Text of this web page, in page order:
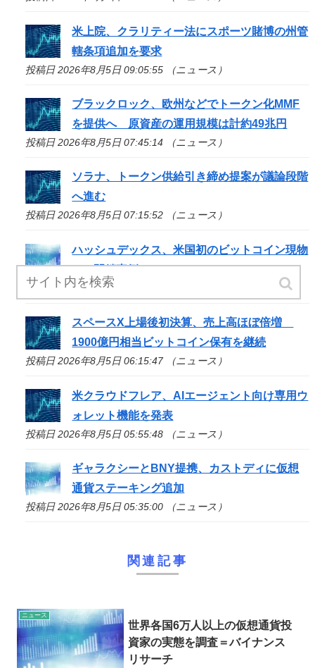
米上院、クラリティー法にスポーツ賭博の州管
轄条項追加を要求
投稿日 2026年8月5日 09:05:55 （ニュース）
ブラックロック、欧州などでトークン化MMF
を提供へ 原資産の運用規模は計約49兆円
投稿日 2026年8月5日 07:45:14 （ニュース）
ソラナ、トークン供給引き締め提案が議論段階
へ進む
投稿日 2026年8月5日 07:15:52 （ニュース）
ハッシュデックス、米国初のビットコイン現物
ETF閉鎖事例
投稿日 2026年8月5日 06:40:50 （ニュース）
スペースX上場後初決算、売上高ほぼ倍増
1900億円相当ビットコイン保有を継続
投稿日 2026年8月5日 06:15:47 （ニュース）
米クラウドフレア、AIエージェント向け専用ウ
ォレット機能を発表
投稿日 2026年8月5日 05:55:48 （ニュース）
ギャラクシーとBNY提携、カストディに仮想
通貨ステーキング追加
投稿日 2026年8月5日 05:35:00 （ニュース）
関連記事
ニュース
世界各国6万人以上の仮想通貨投
資家の実態を調査＝バイナンス
リサーチ